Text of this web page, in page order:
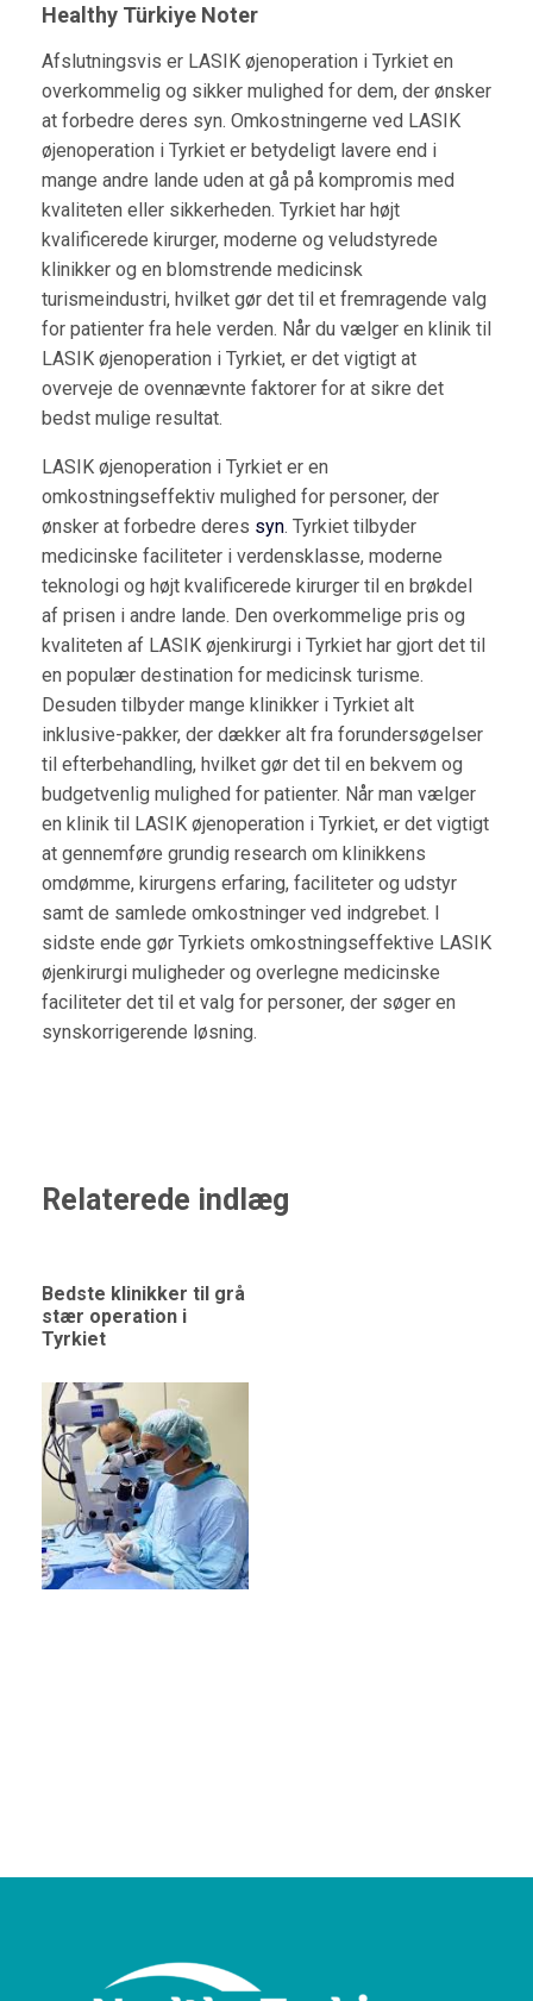
Healthy Türkiye Noter
Afslutningsvis er LASIK øjenoperation i Tyrkiet en
overkommelig og sikker mulighed for dem, der ønsker
at forbedre deres syn. Omkostningerne ved LASIK
øjenoperation i Tyrkiet er betydeligt lavere end i
mange andre lande uden at gå på kompromis med
kvaliteten eller sikkerheden. Tyrkiet har højt
kvalificerede kirurger, moderne og veludstyrede
klinikker og en blomstrende medicinsk
turismeindustri, hvilket gør det til et fremragende valg
for patienter fra hele verden. Når du vælger en klinik til
LASIK øjenoperation i Tyrkiet, er det vigtigt at
overveje de ovennævnte faktorer for at sikre det
bedst mulige resultat.
LASIK øjenoperation i Tyrkiet er en
omkostningseffektiv mulighed for personer, der
ønsker at forbedre deres syn. Tyrkiet tilbyder
medicinske faciliteter i verdensklasse, moderne
teknologi og højt kvalificerede kirurger til en brøkdel
af prisen i andre lande. Den overkommelige pris og
kvaliteten af LASIK øjenkirurgi i Tyrkiet har gjort det til
en populær destination for medicinsk turisme.
Desuden tilbyder mange klinikker i Tyrkiet alt
inklusive-pakker, der dækker alt fra forundersøgelser
til efterbehandling, hvilket gør det til en bekvem og
budgetvenlig mulighed for patienter. Når man vælger
en klinik til LASIK øjenoperation i Tyrkiet, er det vigtigt
at gennemføre grundig research om klinikkens
omdømme, kirurgens erfaring, faciliteter og udstyr
samt de samlede omkostninger ved indgrebet. I
sidste ende gør Tyrkiets omkostningseffektive LASIK
øjenkirurgi muligheder og overlegne medicinske
faciliteter det til et valg for personer, der søger en
synskorrigerende løsning.
Relaterede indlæg
Bedste klinikker til grå
stær operation i
Tyrkiet